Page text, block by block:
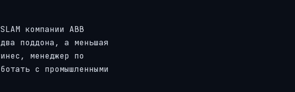
компании ABB
поддона, а меньшая
менеджер по
с промышленными